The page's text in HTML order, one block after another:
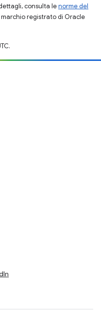
consulta lenorme del
marchio registrato di Oracle